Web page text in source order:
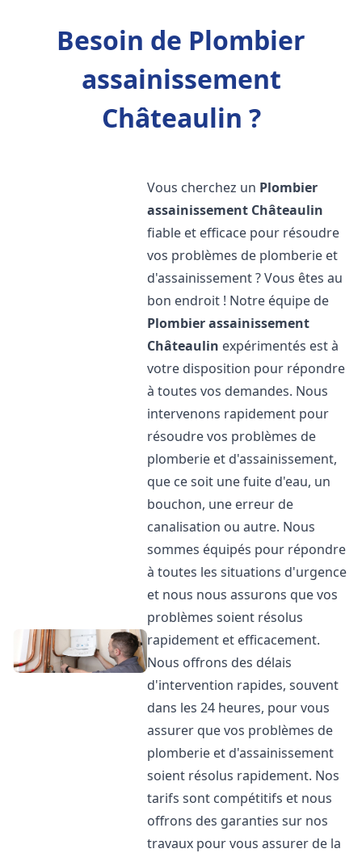
Besoin de Plombier
assainissement
Châteaulin ?
Vous cherchez un Plombier
assainissement Châteaulin
fiable et efficace pour résoudre
vos problèmes de plomberie et
d'assainissement ? Vous êtes au
bon endroit ! Notre équipe de
Plombier assainissement
Châteaulin expérimentés est à
votre disposition pour répondre
à toutes vos demandes. Nous
intervenons rapidement pour
résoudre vos problèmes de
plomberie et d'assainissement,
que ce soit une fuite d'eau, un
bouchon, une erreur de
canalisation ou autre. Nous
sommes équipés pour répondre
à toutes les situations d'urgence
et nous nous assurons que vos
problèmes soient résolus
rapidement et efficacement.
Nous offrons des délais
d'intervention rapides, souvent
dans les 24 heures, pour vous
assurer que vos problèmes de
plomberie et d'assainissement
soient résolus rapidement. Nos
tarifs sont compétitifs et nous
offrons des garanties sur nos
travaux pour vous assurer de la